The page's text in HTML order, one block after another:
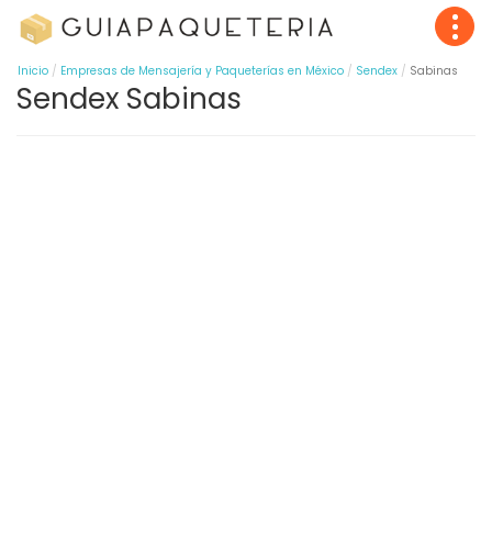
Inicio Empresas de Mensajería y Paqueterías en México Sendex Sabinas
Sendex Sabinas